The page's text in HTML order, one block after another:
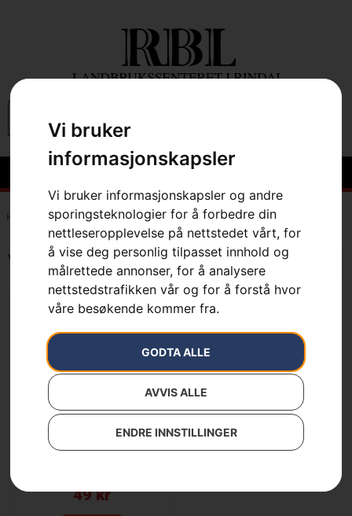
Vi bruker
informasjonskapsler
Vi bruker informasjonskapsler og andre
sporingsteknologier for å forbedre din
nettleseropplevelse på nettstedet vårt, for
å vise deg personlig tilpasset innhold og
målrettede annonser, for å analysere
nettstedstrafikken vår og for å forstå hvor
våre besøkende kommer fra.
GODTA ALLE
AVVIS ALLE
ENDRE INNSTILLINGER
Hem 7391883703038
Viser det ene resultatet
49kr